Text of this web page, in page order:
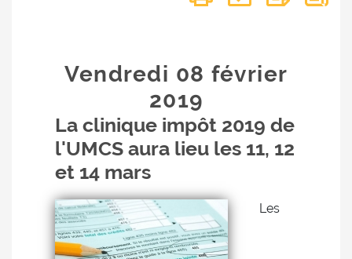
Vendredi 08février
2019
La clinique impôt 2019 de
l'UMCS aura lieu les 11, 12
et 14 mars
Les